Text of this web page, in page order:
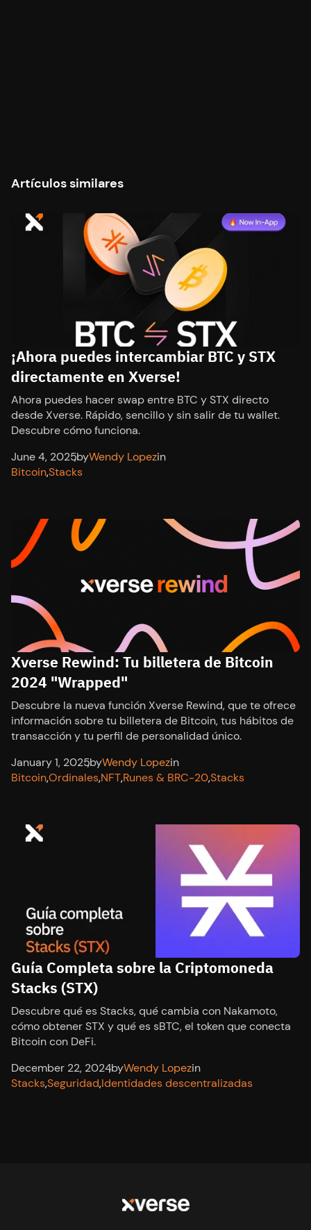
Artículos similares
¡Ahora puedes intercambiar BTC y STX
directamente en Xverse!
Ahora puedes hacer swap entre BTC y STX directo
desde Xverse. Rápido, sencillo y sin salir de tu wallet.
Descubre cómo funciona.
June 4, 2025,byWendy Lopezin
Bitcoin,Stacks
Xverse Rewind: Tu billetera de Bitcoin
2024 "Wrapped"
Descubre la nueva función Xverse Rewind, que te ofrece
información sobre tu billetera de Bitcoin, tus hábitos de
transacción y tu perfil de personalidad único.
January 1, 2025,byWendy Lopezin
Bitcoin,Ordinales,NFT,Runes & BRC-20,Stacks
Guía Completa sobre la Criptomoneda
Stacks (STX)
Descubre qué es Stacks, qué cambia con Nakamoto,
cómo obtener STX y qué es sBTC, el token que conecta
Bitcoin con DeFi.
December 22, 2024
,byWendy Lopezin
Stacks,Seguridad,Identidades descentralizadas